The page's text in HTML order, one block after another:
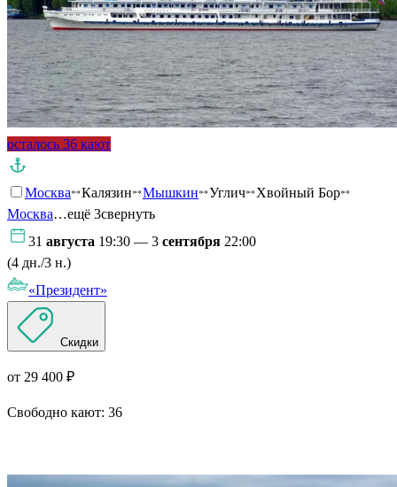
осталось 36 кают
Москва Калязин Мышкин Углич
Хвойный Бор
Москва…ещё 3свернуть
31 августа 19:30 — 3 сентября 22:00
(4 дн./3 н.)
«Президент»
Скидки
от 29 400 ₽
Свободно кают: 36